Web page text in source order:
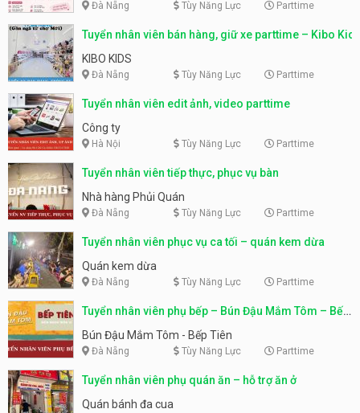
Đà Nẵng Tùy Năng Lực Parttime
Tuyển nhân viên bán hàng, giữ xe parttime – Kibo Kid
KIBO KIDS
Đà Nẵng Tùy Năng Lực Parttime
Tuyển nhân viên edit ảnh, video parttime
Công ty
Hà Nội Tùy Năng Lực Parttime
Tuyển nhân viên tiếp thực, phục vụ bàn
Nhà hàng Phủi Quán
Đà Nẵng Tùy Năng Lực Parttime
Tuyển nhân viên phục vụ ca tối – quán kem dừa
Quán kem dừa
Đà Nẵng Tùy Năng Lực Parttime
Tuyển nhân viên phụ bếp – Bún Đậu Mắm Tôm – Bếp
Tiên
Bún Đậu Mắm Tôm - Bếp Tiên
Đà Nẵng Tùy Năng Lực Parttime
Tuyển nhân viên phụ quán ăn – hỗ trợ ăn ở
Quán bánh đa cua